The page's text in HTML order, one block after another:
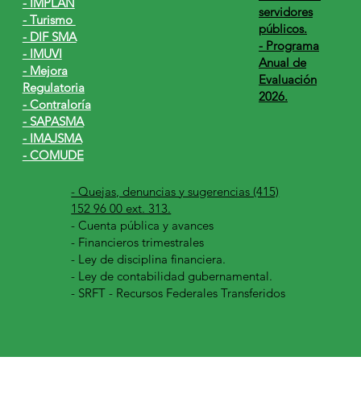
- Turismo
- DIF SMA
- IMUVI
- Mejora
Regulatoria
- Contraloría
- SAPASMA
- IMAJSMA
- COMUDE
- Quejas, denuncias y sugerencias (415)
152 96 00 ext. 313.
-Cuenta pública y avances
- Financieros trimestrales
- Ley de disciplina financiera.
- Ley de contabilidad gubernamental.
- SRFT - Recursos Federales Transferidos
servidores
públicos.
- Programa
Anual de
Evaluación
2026.